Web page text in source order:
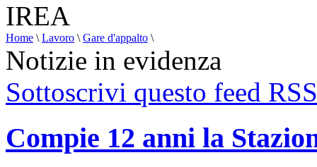
Home \ Lavoro \ Gare d'appalto \
Notizie in evidenza
Sottoscrivi questo feed RSS
Compie 12 anni la